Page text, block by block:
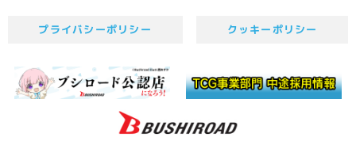
プライバシーポリシー クッキーポリシー